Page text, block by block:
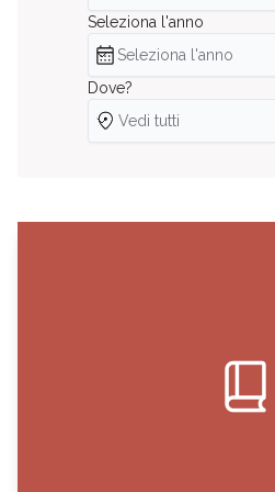
Seleziona l'anno
Seleziona l'anno
Seleziona l'anno
Dove?
Dove?
Vedi tutti
book_2